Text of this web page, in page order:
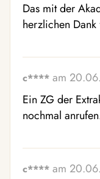
Das mit der
herzlichen
c**** am
Ein ZG der
nochmal
c**** am